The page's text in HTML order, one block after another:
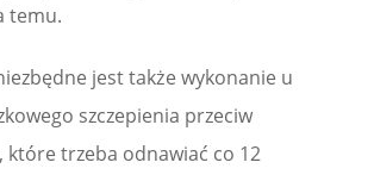
temu.
jest także wykonanie u
szczepienia przeciw
które trzeba odnawiać co 12